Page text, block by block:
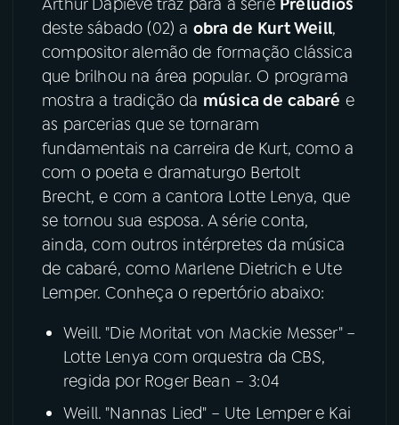
08 PRÊMIO RÁDIO MEC
ACOMPANHE A RÁDIO MEC
Instagram X
TikTok
deste sábado (02) a obra de Kurt Weill,
compositor alemão de formação clássica
que brilhou na área popular. O programa
mostra a tradição da música de cabaré e
as parcerias que se tornaram
fundamentais na carreira de Kurt, como a
com o poeta e dramaturgo Bertolt
Brecht, e com a cantora Lotte Lenya, que
se tornou sua esposa. A série conta,
ainda, com outros intérpretes da música
de cabaré, como Marlene Dietrich e Ute
Lemper. Conheça o repertório abaixo:
Weill. "Die Moritat von Mackie Messer" –
Lotte Lenya com orquestra da CBS,
regida por Roger Bean – 3:04
Weill. "Nannas Lied" – Ute Lemper e Kai